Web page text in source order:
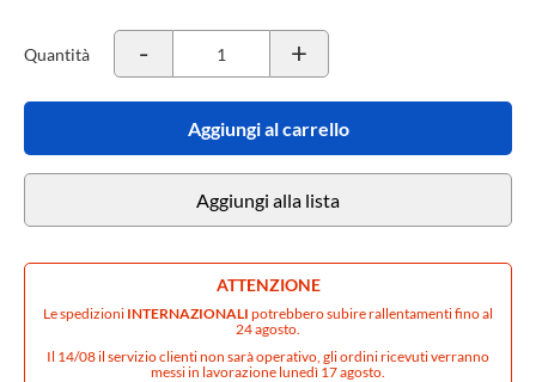
Quantità - +
Aggiungi al carrello
Aggiungi alla lista
ATTENZIONE
Le spedizioni INTERNAZIONALI potrebbero subire rallentamenti fino al
24 agosto.
Il 14/08 il servizio clienti non sarà operativo, gli ordini ricevuti verranno
messi in lavorazione lunedì 17 agosto.